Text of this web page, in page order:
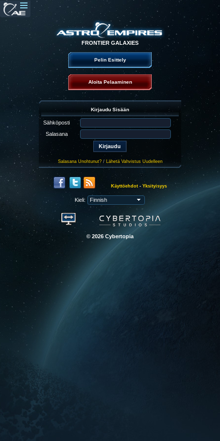
FRONTIER GALAXIES
Pelin Esittely
Aloita Pelaaminen
Kirjaudu Sisään
Sähköposti
Salasana
Salasana Unohtunut?/ Lähetä Vahvistus Uudelleen
Käyttöehdot- Yksityisyys
Kieli:
© 2026 Cybertopia